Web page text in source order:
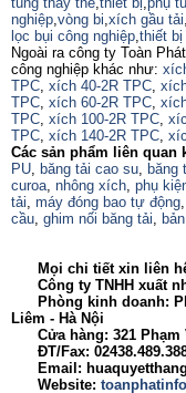
nghiệp,vòng bi,xích gầu tải,
lọc bụi công nghiệp,thiết bị
Ngoài ra công ty Toàn
công nghiệp khác như:
TPC, xích 40-2R TPC,
TPC, xích 60-2R TPC,
TPC, xích 100-2R TPC,
TPC, xích 140-2R TPC,
Các sản phẩm liên quan
PU, băng tải cao su, băng
curoa, nhông xích, phụ
tải, máy đóng bao tự động,
cầu, ghim nối băng tải,
Mọi chi tiết xin liên
Công ty TNHH xuất
Phòng kinh doanh:
Liêm - Hà Nội
Cửa hàng: 321 Phạm
ĐT/Fax:
Email:
Website: